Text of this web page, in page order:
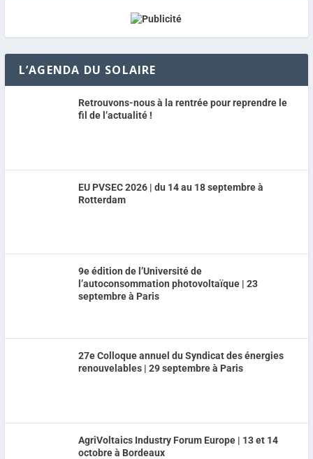
L’AGENDA DU SOLAIRE
Retrouvons-nous à la rentrée pour reprendre le
fil de l’actualité !
EU PVSEC 2026 | du 14 au 18 septembre à
Rotterdam
9e édition de l’Université de
l’autoconsommation photovoltaïque | 23
septembre à Paris
27e Colloque annuel du Syndicat des énergies
renouvelables | 29 septembre à Paris
AgriVoltaics Industry Forum Europe | 13 et 14
octobre à Bordeaux